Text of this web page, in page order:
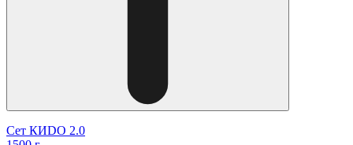
Сет КИDO 2.0